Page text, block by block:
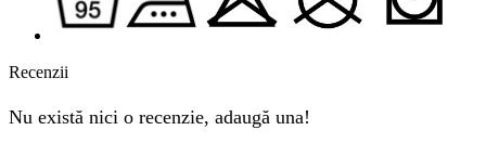
Recenzii
Nu există nici o recenzie, adaugă una!